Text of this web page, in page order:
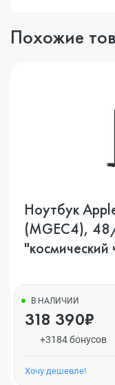
Похожие
Ноутбук
(MGEC4),
"космический
В НАЛИЧИИ
318 390₽
+3184 бонусов
Хочу дешевле!